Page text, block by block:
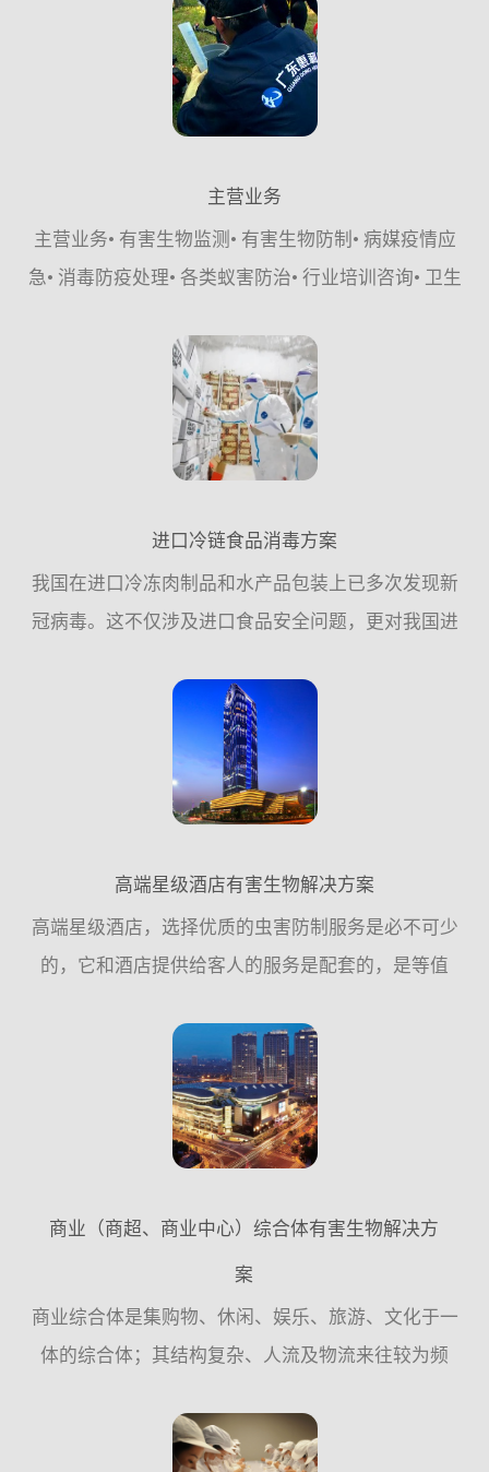
主营业务
主营业务• 有害生物监测• 有害生物防制• 病媒疫情应
急• 消毒防疫处理• 各类蚁害防治• 行业培训咨询• 卫生
进口冷链食品消毒方案
我国在进口冷冻肉制品和水产品包装上已多次发现新
冠病毒。这不仅涉及进口食品安全问题，更对我国进
行有效消毒是进口冷链食品安全面对的一项迫在眉睫
的问题。对此，广...
高端星级酒店有害生物解决方案
高端星级酒店，选择优质的虫害防制服务是必不可少
的，它和酒店提供给客人的服务是配套的，是等值
闲、安逸场所。它一定不是最贵的，但它一定是可靠
的，值得您信赖的，...
商业（商超、商业中心）综合体有害生物解决方
案
商业综合体是集购物、休闲、娱乐、旅游、文化于一
体的综合体；其结构复杂、人流及物流来往较为频
统、线路系统、绿化系统、仓储、店面、停车场、垃